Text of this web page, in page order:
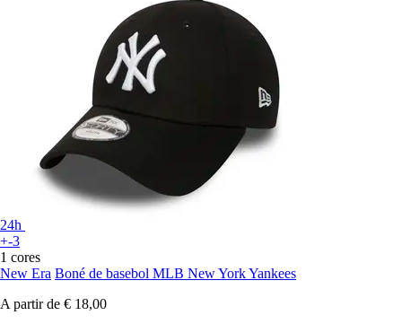
24h
+-3
1 cores
New Era Boné de basebol MLB New York Yankees
A partir de € 18,00